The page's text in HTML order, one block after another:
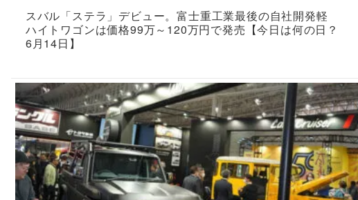
スバル「ステラ」デビュー。富士重工業最後の自社開発軽
ハイトワゴンは価格99万～120万円で発売【今日は何の日？
6月14日】